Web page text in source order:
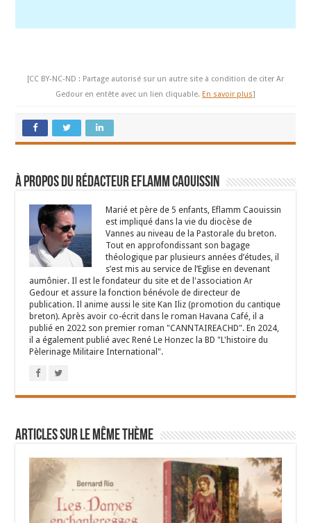
[CC BY-NC-ND : Partage autorisé sur un autre site à condition de citer Ar
Gedour en entête avec un lien cliquable. En savoir plus]
À propos du rédacteur Eflamm Caouissin
Marié et père de 5 enfants, Eflamm Caouissin
est impliqué dans la vie du diocèse de
Vannes au niveau de la Pastorale du breton.
Tout en approfondissant son bagage
théologique par plusieurs années d’études, il
s’est mis au service de l’Eglise en devenant
aumônier. Il est le fondateur du site et de l'association Ar
Gedour et assure la fonction bénévole de directeur de
publication. Il anime aussi le site Kan Iliz (promotion du cantique
breton). Après avoir co-écrit dans le roman Havana Café, il a
publié en 2022 son premier roman "CANNTAIREACHD". En 2024,
il a également publié avec René Le Honzec la BD "L'histoire du
Pèlerinage Militaire International".
Articles sur le même thème